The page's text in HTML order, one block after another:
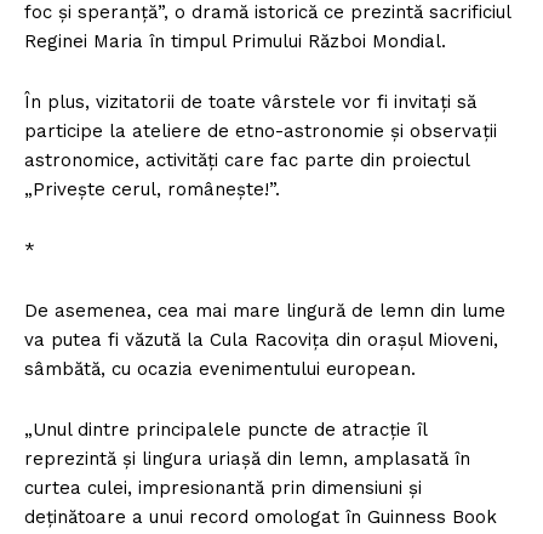
foc şi speranţă”, o dramă istorică ce prezintă sacrificiul
Reginei Maria în timpul Primului Război Mondial.
În plus, vizitatorii de toate vârstele vor fi invitaţi să
participe la ateliere de etno-astronomie şi observaţii
astronomice, activităţi care fac parte din proiectul
„Priveşte cerul, româneşte!”.
*
De asemenea, cea mai mare lingură de lemn din lume
va putea fi văzută la Cula Racoviţa din oraşul Mioveni,
sâmbătă, cu ocazia evenimentului european.
„Unul dintre principalele puncte de atracţie îl
reprezintă şi lingura uriaşă din lemn, amplasată în
curtea culei, impresionantă prin dimensiuni şi
deţinătoare a unui record omologat în Guinness Book